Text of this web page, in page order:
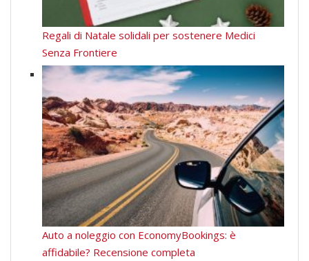
Regali di Natale solidali per sostenere Medici
Senza Frontiere
Auto a noleggio con EconomyBookings: è
affidabile? Recensione completa